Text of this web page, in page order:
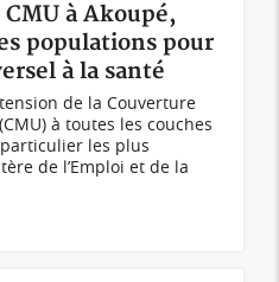
à Akoupé,
populations pour
à la santé
de la Couverture
à toutes les couches
les plus
de l’Emploi et de la